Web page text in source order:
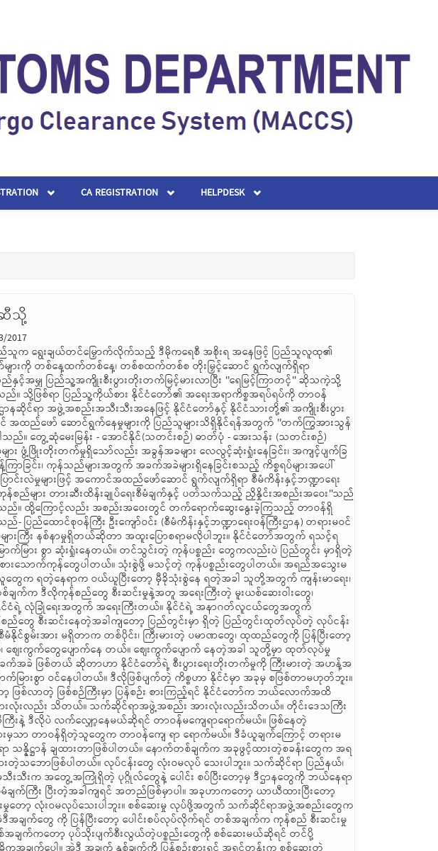
CA REGISTRATION HELPDESK
ဆီသို့
ယ်။ အဲဒီအချက်တွေ ကို ပြန်ပြီးတော့ ပေါင်းစပ်လုပ်လိုက်ရင် တစ်အချက်က ကုန်စည် စီးဆင်းမှုကို နှောင့်နှေးစေတယ်၊ ရပ်တန့်စေတယ်ဆိုတဲ့ အချက်၊ နှစ်အချက်ကတော့ ပုပ်သိုးပျက်စီးလွယ်တဲ့ပစ္စည်းတွေကို စစ်ဆေးမယ်ဆိုရင် တင်ပို့ရောင်းဝယ်တဲ့ပုဂ္ဂိုလ်တွေ ဆုံးရှုံးတယ်ဆိုတဲ့အချက်၊ ဒါအဓိကအချက်ပေါ့။ အဲဒီ အချက် နှစ်ချက်ကို ပြန်စဉ်းစားရင် အရင်တုန်းက စစ်ဆေးတဲ့ စစ်ဆေးနည်းလမ်းက ဂိတ်ပေါက်တစ်ခုတည်း ရှိတယ်။ ကားတစ်စီးဖြတ်သန်းသွားတယ်။ အခုဆိုရင် ဂိတ်ပေါက်ငါးခုလည်း ထားရင်ထားမယ်။ ဆယ်ခုလည်း ထားရင်ထားမယ်၊ တစ်ကြိမ်တည်းမှာ ကားဆယ်စီးဖြတ်သန်းသွားခွင့်ပြုမယ်။ သို့သော် အဲဒီကားဆယ်စီးလုံးကို စစ်ဆေးချင်မှ စစ်ဆေးမယ်။ ကျွန်တော်တို့ စီမံထားတဲ့ အစီအမံအရ သတင်းအချက်အလက်တွေ ပေးနိုင်မယ့် ပုဂ္ဂိုလ်တွေ နေရာတိုင်းမှာ လျှို့ဝှက်နည်းစနစ်နဲ့ထားမယ်။ သူတို့တွေက ပေးလာတဲ့ သတင်းအရ ခိုင်မာမှုတွေအပေါ်မှာ မူတည်ပြီးတော့ စစ်ဆေးသင့်တဲ့ကား ဆိုရင်တော့ မြေလှန် စစ်မှာပဲ၊ ပြတ်ပြတ်သားသားကို စစ်မှာ၊ စစ်ဆေးစရာမလိုတဲ့ ကားဆိုရင်လည်း စီးဆင်းမှုကို လုံးဝမထိခိုက်စေဘဲနဲ့ လွတ်လွတ်လပ်လပ်ပဲ စီးဆင်းခွင့်ပေးမယ်။ ထို့အတူ လုံးဝ လွတ်လပ်ခွင့်ပေးပြီးတော့ စီးဆင်းမှုပေးတဲ့ ကားတွေမှာလည်း မလိုလားအပ်တဲ့ ကုန်စည်တွေ ပါသွားနိုင်တာကြောင့် လိုအပ်ရင် လည်း ရှောင်တခင်စစ်ဆေးတဲ့ နည်းလမ်းကို လည်းသုံးပါမယ်။ လွှတ်လိုက်တဲ့ကားတွေမှာ တစ်စီး တလေပဲဖြစ်ဖြစ် လိုက်ပြီးတော့ ရှောင် တခင် စစ်တာတွေ လုပ်မယ်ဆိုရင် ကုန်စည်စီးဆင်းမှုဟာ လုံးဝရပ်တန့်စရာ မရှိပါဘူး။ အရင်တုန်းက လူနည်းနည်းနဲ့ စစ်ဆေးတာကို လူအယောက် တစ်ရာနဲ့ စစ်ဆေးရင် စစ်ဆေးမယ်။ အရင်တုန်းက ဂိတ်ပေါက်တစ်ပေါက် တည်းထားတာကိုလည်း ဂိတ်ပေါက် လေးငါးဆယ်ခု ထားသင့်ရင် ထားပြီးတော့ စစ်ဆေးသွားမှာဖြစ်တဲ့အတွက် ကုန်စည်စီးဆင်းမှုကို ဘာမှ အဟန့်အတားမဖြစ်စေပါဘူး။ နောက်တစ်ချက်က ပုပ်သိုးပျက်စီးနိုင်တဲ့ ပစ္စည်းတွေ ပြည်တွင်း ကနေ နိုင်ငံခြားကို ပို့တယ်။ ပြည်ပကနေ နိုင်ငံတွင်းကို ဝင်တယ်။ နိုင်ငံတွင်း ကနေ ပြည်ပပို့တာက ပိုများတယ်။ ရေထွက်ကုန်ပစ္စည်းတွေ၊ သစ်သီး ဝလံတွေ၊ ဒါတွေနဲ့ ပတ်သက်ရင် ကျွန်တော်တို့ လုံးဝမစစ်ဘူး၊ ဘယ်မှာ စစ်မလဲဆိုရင် သူတို့စပြီး ကုန်တင်တဲ့နေရာမှာ အတတ်နိုင်ဆုံး စစ်မယ်။ ပြီးရင် ကုန်ချတဲ့နေရာမှာ တတ်နိုင်သလောက်စစ်မယ်။ စီးဆင်းတဲ့ ဂိတ်တွေမှာတော့ မစစ်ဘူး။ ဒါက ကျွန်တော်တို့ရဲ့ မူလလျာထားချက်ပဲ။ အဲဒီတော့ ကုန်ချတဲ့အခါမှာ စစ်မယ်၊ ကုန်တင်တဲ့အခါ လည်းစစ်မယ်။ ဒီနှစ်ချက်ကို ကျွန်တော်တို့ ဖိဖိစီးစီးလုပ် မယ်ဆိုရင် ဒီလုပ်ငန်းတွေနဲ့ ပတ်သက်လို့ ကျွန်တော်တို့၊ ကျွန်မတို့ရဲ့ ပစ္စည်းတွေ၊ ပျက်စီးဆုံးရှုံး လာပါတယ်လို့ ပြောနေတဲ့ကိစ္စဟာ လုံးဝပြောစရာအကြောင်းမရှိတော့ဘူး။ တစ်နည်းအားဖြင့် ဒီလိုစစ်ဆေးတဲ့အခါမှာလည်း စစ်ဆေး ခံရတဲ့သူနဲ့ စစ်ဆေးတဲ့ပုဂ္ဂိုလ် CCTV မြင်ကွင်းအောက်မှာပဲ စစ်ဆေးမယ်။ CCTV ကင်မရာတွေ တပ်ထားမယ်။ အဲဒီမှာ မီဒီယာတွေ၊ သတင်းသမားတွေ ကိုလည်း သူတို့ စိတ်တိုင်းကျ နေရာယူခွင့်ပေးမယ်။ စစ်ဆေးတဲ့ စစ်ဆေးချက်တွေအားလုံးအတွက် မှတ်တမ်းတင်ထားမယ်။ စစ်ဆေးပြီးတဲ့ကားတွေကို ကား နံပါတ်နဲ့ ဘယ်ကား၊ ဘယ်အချိန်က စစ်ဆေးပြီးသွားတယ် ဆိုတာလည်း နေ့စဉ် သတင်းဝက်ဘ်ဆိုက်မှာတင်မယ်။ ဖမ်းဆီးရမိတဲ့ ကားတွေဆိုရင်လည်း ပြည်သူ တွေအားလုံး သိအောင် ဖမ်းဆီးရမိတာ အားလုံးလွှင့်မယ်။ လာဘ်ပေး လာဘ်ယူတွေ ကြီးထွား လာမှာပေါ့ဆိုတဲ့ ကိစ္စကအကြီးမား ဆုံးကိစ္စဖြစ်ပါတယ်။ လာဘ်ပေး လာဘ်ယူတွေ မဖြစ်အောင် ဒီမှာတာဝန်ထမ်းဆောင်နေတဲ့ ဌာနအသီးသီးက ဝန်ထမ်းအားလုံးကို ဖမ်းဆီးရမိတဲ့ ပစ္စည်းရဲ့ ၅ဝ ရာခိုင်နှုန်းကို သူတို့ကို ဆုချီးမြှင့်ပေးမှာပါ။ ဒီလိုပေးတယ်ဆိုရင် ဖမ်းဆီးရမိတဲ့ ငွေပမာဏဟာ အားလုံးစဉ်းစားရင်သိပါတယ်။ တန်ဖိုးမှာ ဘီလီယံနဲ့ချီရှိနေပါတယ်။ အဲဒီတာ့ ဒီလောက်ရှိတဲ့ ပမာဏအတိုင်းသာ ၅ဝ ရာခိုင်နှုန်းရမယ်။ သက်ဆိုင်ရာ ဌာနအသီးသီးကနေ အဖွဲ့အစည်းအားလုံးက နေပြီးတော့ အခုလိုဆုချီးမြှင့် တာကို ခံစားရမယ်ဆိုရင် ဘယ်သူမှ လာဘ်စားမှာမဟုတ်ဘူး။ ဘယ်ကုန် သည်ကမှ လည်း ၅ဝ ရာခိုင်နှုန်းအထိ လာဘ်ပေးနိုင်တဲ့အခြေအနေ ရှိမှာမဟုတ်ဘူး။ အဲဒါကြောင့်မို့ ဒီဘက်က စဉ်းစားထားတာ ကတော့ လာဘ်ပေးလာဘ်ယူကင်းရှင်းရေးနဲ့ ပတ်သက်ရင် သတင်းမီဒီယာတွေ အပြည့်အဝ လွတ်လပ်ခွင့်ပေးပြီးတော့ စစ်ဆေးဖို့အတွက် သတင်းရေးဖို့ အတွက် ပေးထားမယ်။ CCTV ကင်မရာတွေထားမယ်။ နောက်တစ်ခါ သူတို့ကို ဖမ်းဆီးရမိတဲ့ ကားတွေကနေ တန်ဖိုး ၅ဝ ရာခိုင်နှုန်းကို ဆုချီးမြှင့်ဖို့အတွက် ပေးမယ်ဆိုရင် လာဘ်ပေးလာဘ်ယူ ကိစ္စက အလိုလိုနေရင်း တစ်စတစ်စနဲ့ ပပျောက်သွားမှာ ဖြစ်ပါတယ်။ သူတို့တင်ပြတဲ့ ဆွေးနွေးချက် သုံးချက်ကို ကျွန်တော်တို့က စီမံခန့်ခွဲရေး နည်းလမ်းနဲ့ ကျော်လွှားသွားမှာ ဖြစ်ပါ တယ်။ စစ်ဆေးတဲ့အခါမှာလည်း X-Ray စက်တွေလည်း ထည့်မယ်။ Portable Mobile X-Ray တွေလည်း သုံးမယ်။ အခြားအခြားသော ခေတ်မီပစ္စည်းတွေလည်း တတ်နိုင်သမျှ သုံးသွားမှာ ဖြစ်ပါတယ်။ ဒါ့ကြောင့် သူတို့ အခု လက်ရှိ တင်ပြတောင်း ဆိုနေတဲ့ အချက်သုံးချက်ဟာ ကျွန်တော်တို့အနေနဲ့ သေသေချာချာ စနစ်တကျနဲ့ စီမံ ခန့်ခွဲသွားမှာ ဖြစ်တဲ့အတွက်ကြောင့် ဒီစနစ်နဲ့ ပတ်သက်ရင် ပူစရာမရှိပါဘူးလို့ ပြောချင်ပါတယ်။ အလုပ်စဖို့ကတော့ ဖေဖော်ဝါရီတစ်လကတော့ ပြင်ဆင်ရေးအနေနဲ့ ထားပါဦးမယ်။ ဖေဖော်ဝါရီလ တစ်လပြီးတာနဲ့ တစ်ပြိုင်နက် အချိန်ပြည့်၊ ရာနှုန်းပြည့် စစ်ဆေးရေးလုပ်ငန်းကို လုပ်မှာပါ။ တစ်ခုပြောစရာရှိတာက ဘာလဲဆိုတော့ လိုင်စင်မဲ့ကားတွေပါ။ လိုင်စင်မဲ့ကားတွေရဲ့ စိုးရိမ်မှုကလည်း အများကြီးပမာဏများပါတယ်။ အဲဒီ လိုင်စင်မဲ့ကားတွေရဲ့ လုပ်ငန်းကို ဒီစီးဆင်းမှုနဲ့ ပေါင်းလုပ် လိုက်မယ်ဆိုရင်လည်း လုပ်ငန်း ပမာဏ ကြီးမားတဲ့အတွက်ကြောင့် လိုင်စင်မဲ့ကားတွေကို တားဆီးရေးနဲ့ ပတ်သက်ရင်တော့ သီးသန့်စီမံချက်တစ်ခုနဲ့ သွားမှာဖြစ်ပါတယ်။ ထပ်ပြောချင်တာကတော့ အခုဒါနဲ့ပတ်သက်ရင် သတင်းတွေလည်း ရေးကြ ပါတယ်။ ပိတ်ဆို့လို့လည်း ပြောကြပါတယ်။ ဌာနဆိုင်ရာတွေ လာဘ်စား မှာပေါ့ စသည်ဖြင့် ပြောကြတာရှိပါတယ်။ ဒီတော့ ကျွန်တော်တို့ အနေနဲ့က ဒီကနေ့ နိုင်ငံတော်ရဲ့ ဝန်ထမ်းတွေကို နိုင်ငံ့ဝန်ထမ်း၊ အစိုးရဝန်ထမ်းဆိုတဲ့ စကားလုံးအပြင် ပြည်သူ့ ဝန်ထမ်းဖြစ်အောင်လို့ ကျွန်တော်တို့ ပြောင်းလဲပေး ပါမယ်။ အစိုးရဝန်ထမ်းဆိုတာကတော့ သက်ဆိုင်ရာ ဝန်ကြီးဌာနမှာ တာဝန်ရှိတဲ့ သူတွေအဖြစ်နဲ့ တာဝန်ထမ်းဆောင်တာကို အစိုးရဝန်ထမ်း လို့ ပြောလို့ရပါတယ်။ ဝန်ကြီးဌာနအားလုံး ပေါင်းလိုက် တဲ့အခါ နိုင်ငံတော် အစိုးရဖြစ်တဲ့ အခါကျတော့ နိုင်ငံတော်အစိုးရရဲ့ ဝန်ထမ်းလို့လည်း ပြောလို့ ရပါတယ်။ ဒါပေမယ့် အခုလက်ရှိ ဝန်ထမ်းတွေကို သူတို့ရဲ့ Mind-set တွေ၊ သူတို့ရဲ့ စိတ်နေစိတ်ထားတွေ၊ သူတို့ရဲ့ ဘဝအနေအထားတွေကို အားလုံးပေါင်းပြီးတော့မှ ပြုပြင်ပြောင်းလဲပြီးတော့ တကယ့်ပြည်သူ့ ဝန်ထမ်းကောင်း ဖြစ်အောင် ပြောင်းလဲမှာဖြစ်ပါတယ်။ အဲဒီတော့ အရင်တုန်းက ရှိခဲ့တဲ့ အပြောအဆိုတွေ၊ အခြေအနေတွေကြောင့်တော့ လက်ရှိဒီက ပြည်သူ့ ဝန်ထမ်းတွေ၊ နိုင်ငံ့ ဝန်ထမ်းတွေကတော့ ဒီအပြော အဆိုဒဏ်ကို ခံနေကြရဦးမှာပါပဲ။ ချက်ချင်းတော့ ကျွန်တော်တို့အပိုင်းက လည်း ဒီဝန်ထမ်းတွေရဲ့ဘဝ၊ ဝန်ထမ်းတွေရဲ့ စိတ်ဓာတ်၊ ခံယူချက်၊ မျှော်လင့်ချက်တွေကို ချက်ချင်း မပြောင်းနိုင် သေးဘူး။ တစ်စစနဲ့တော့ အင်နဲ့အားနဲ့ပြောင်းမှာပါ။ အဲဒီ အခါကျရင် ကာလအတိုင်းအတာတစ်ခု၊ သိပ်ရှည်ကြာတဲ့ ကာလတော့ ဖြစ်မယ် မထင်ပါဘူး။ ကာလတိုအတွင်း ဒီလိုအတ